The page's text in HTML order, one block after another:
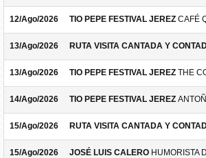
12/Ago/2026 TIO PEPE FESTIVAL JEREZ CAFÉ
13/Ago/2026 RUTA VISITA CANTADA Y
13/Ago/2026 TIO PEPE FESTIVAL JEREZ THE
14/Ago/2026 TIO PEPE FESTIVAL JEREZ
15/Ago/2026 RUTA VISITA CANTADA Y
15/Ago/2026 JOSÉ LUIS CALERO HUMORISTA